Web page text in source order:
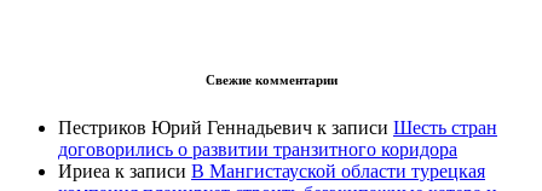
Свежие комментарии
Пестриков Юрий Геннадьевич к записи Шесть стран
договорились о развитии транзитного коридора
Ириеа к записи В Мангистауской области турецкая